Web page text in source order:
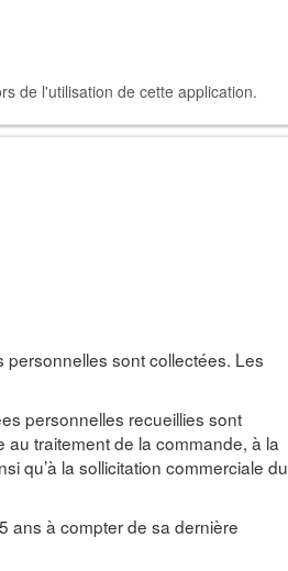
de l'utilisation de cette application.
sont collectées. Les
personnelles recueillies sont
au traitement de la commande, à la
qu’à la sollicitation commerciale du
ans à compter de sa dernière